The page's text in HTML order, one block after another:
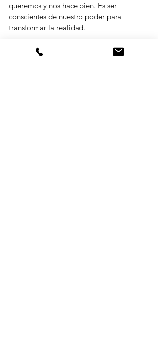
queremos y nos hace bien. Es ser
conscientes de nuestro poder para
transformar la realidad.
Las sesiones de Astro-Counseling son